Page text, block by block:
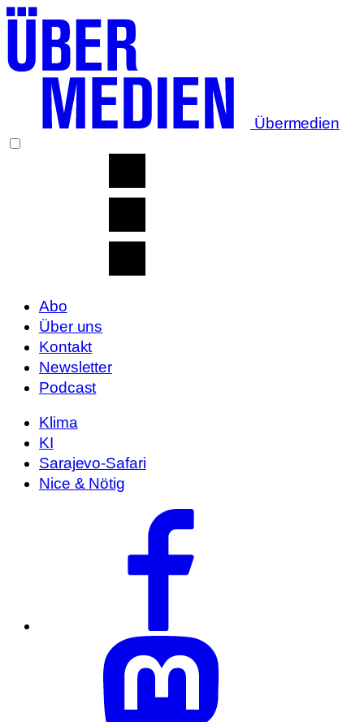
Übermedien
Abo
Über uns
Kontakt
Newsletter
Podcast
Klima
KI
Sarajevo-Safari
Nice & Nötig